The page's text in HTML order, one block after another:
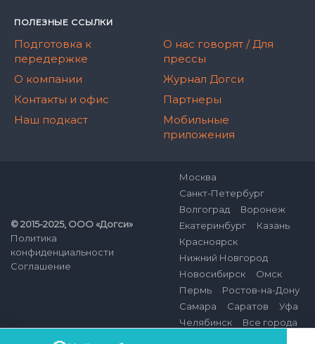
ПОЛЕЗНЫЕ ССЫЛКИ
Подготовка к
передержке
О компании
Контакты и офис
Наш подкаст
О нас говорят / Для
прессы
Журнал Догси
Партнеры
Мобильные
приложения
© 2015-2025, ООО «Догси»
Политика
конфиденциальности
Соглашение
Москва
Санкт-Петербург
Волгоград
Воронеж
Екатеринбург
Казань
Красноярск
Нижний Новгород
Новосибирск
Омск
Пермь
Ростов-на-Дону
Самара
Саратов
Уфа
Челябинск
Все города